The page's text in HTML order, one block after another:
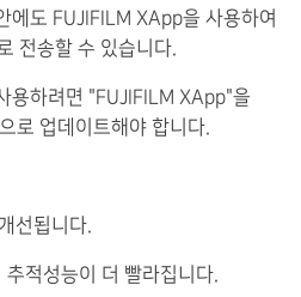
에도 FUJIFILM XApp을 사용하여
전송할 수 있습니다.
용하려면 "FUJIFILM XApp"을
로 업데이트해야 합니다.
선됩니다.
적성능이 더 빨라집니다.